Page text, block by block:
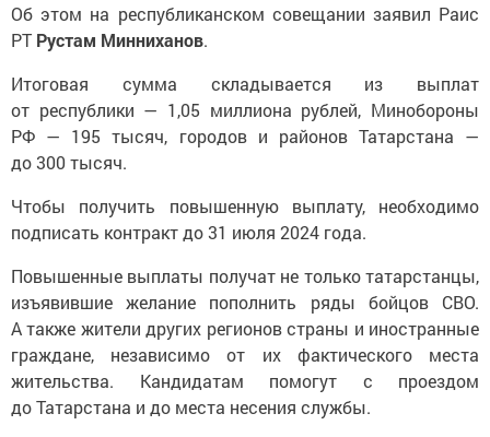
Об этом на республиканском совещании заявил Раис
РТ Рустам Минниханов.
Итоговая сумма складывается из выплат
от республики — 1,05 миллиона рублей, Минобороны
РФ — 195 тысяч, городов и районов Татарстана —
до 300 тысяч.
Чтобы получить повышенную выплату, необходимо
подписать контракт до 31 июля 2024 года.
Повышенные выплаты получат не только татарстанцы,
изъявившие желание пополнить ряды бойцов СВО.
А также жители других регионов страны и иностранные
граждане, независимо от их фактического места
жительства. Кандидатам помогут с проездом
до Татарстана и до места несения службы.